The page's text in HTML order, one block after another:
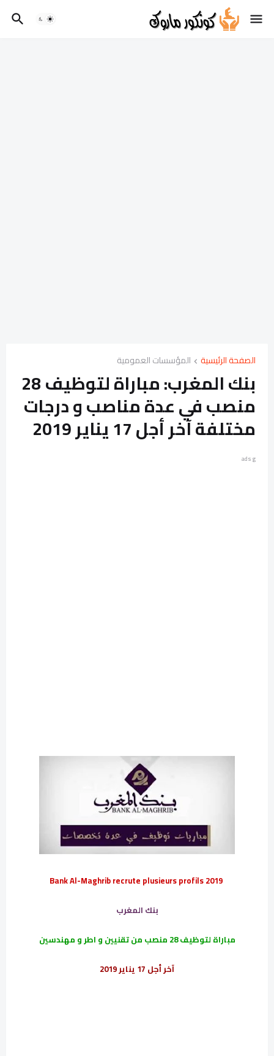
الصفحة الرئيسية المؤسسات العمومية
بنك المغرب: مباراة لتوظيف 28
منصب في عدة مناصب و درجات
مختلفة آخر أجل 17 يناير 2019
ads g
بنك المغرب
مباراة لتوظيف 28 منصب من تقنيين و اطر و مهندسين
آخر أجل 17 يناير 2019